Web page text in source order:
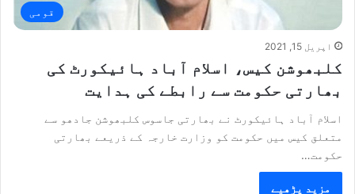
قومی
اپریل 15, 2021
کلبھوشن کیس، اسلام آباد ہائیکورٹ کی
بھارتی حکومت سے رابطے کی ہدایت
اسلام آباد ہائیکورٹ نے بھارتی جاسوس کلبھوشن جادھو سے
متعلق کیس میں حکومت کو وزارت خارجہ کے ذریعے بھارتی
حکومت…
مزید پڑھیے